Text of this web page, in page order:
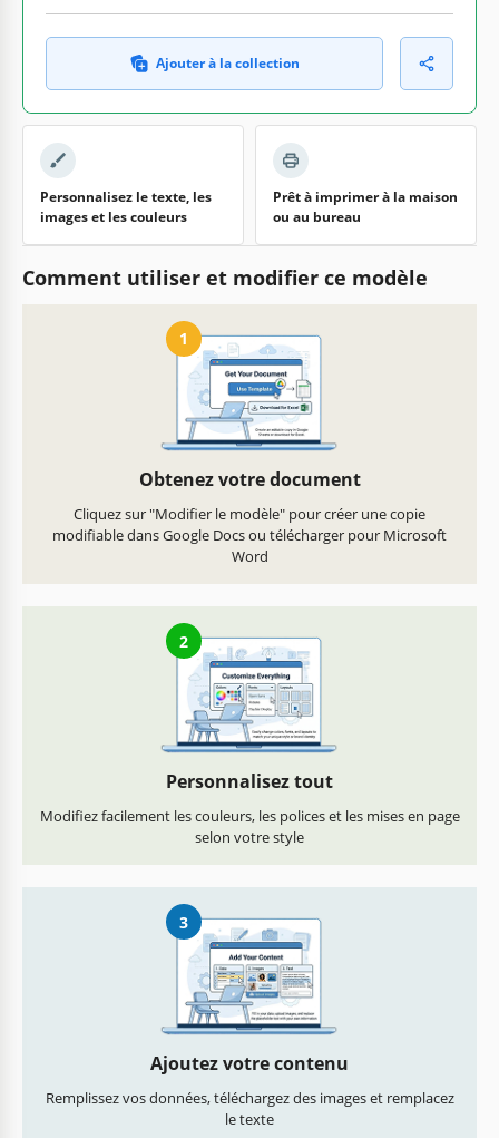
Ajouter à la collection
Personnalisez le texte, les
images et les couleurs
Prêt à imprimer à la maison
ou au bureau
Comment utiliser et modifier ce modèle
1
Obtenez votre document
Cliquez sur "Modifier le modèle" pour créer une copie
modifiable dans Google Docs ou télécharger pour Microsoft
Word
2
Personnalisez tout
Modifiez facilement les couleurs, les polices et les mises en page
selon votre style
3
Ajoutez votre contenu
Remplissez vos données, téléchargez des images et remplacez
le texte